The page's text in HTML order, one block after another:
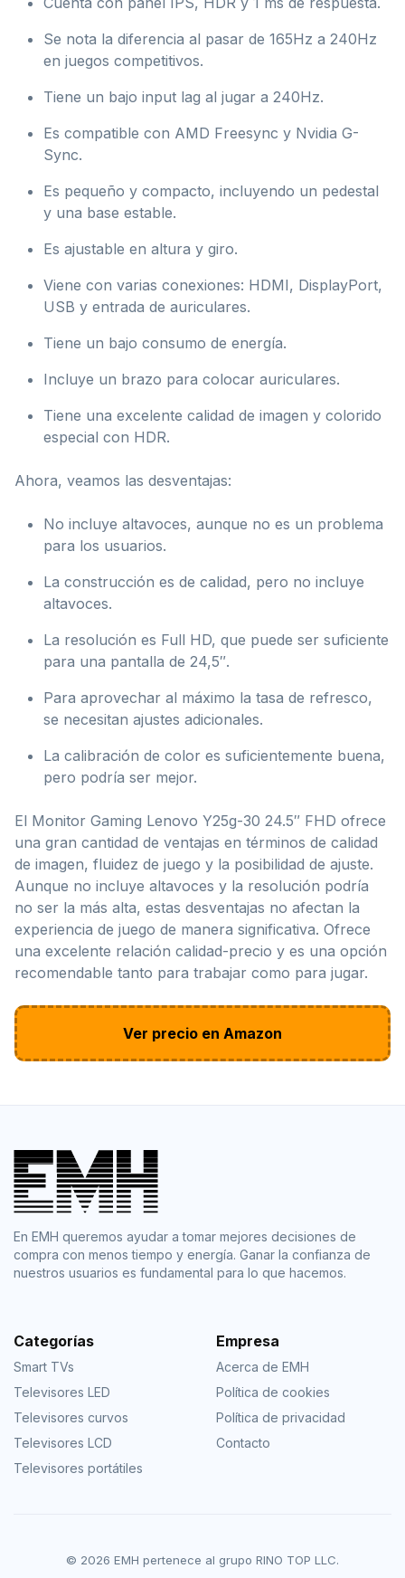
Se nota la diferencia al pasar de 165Hz a 240Hz
en juegos competitivos.
Tiene un bajo input lag al jugar a 240Hz.
Es compatible con AMD Freesync y Nvidia G-
Sync.
Es pequeño y compacto, incluyendo un pedestal
y una base estable.
Es ajustable en altura y giro.
Viene con varias conexiones: HDMI, DisplayPort,
USB y entrada de auriculares.
Tiene un bajo consumo de energía.
Incluye un brazo para colocar auriculares.
Tiene una excelente calidad de imagen y colorido
especial con HDR.
Ahora, veamos las desventajas:
No incluye altavoces, aunque no es un problema
para los usuarios.
La construcción es de calidad, pero no incluye
altavoces.
La resolución es Full HD, que puede ser suficiente
para una pantalla de 24,5″.
Para aprovechar al máximo la tasa de refresco,
se necesitan ajustes adicionales.
La calibración de color es suficientemente buena,
pero podría ser mejor.
El Monitor Gaming Lenovo Y25g-30 24.5″ FHD ofrece
una gran cantidad de ventajas en términos de calidad
de imagen, fluidez de juego y la posibilidad de ajuste.
Aunque no incluye altavoces y la resolución podría
no ser la más alta, estas desventajas no afectan la
experiencia de juego de manera significativa. Ofrece
una excelente relación calidad-precio y es una opción
recomendable tanto para trabajar como para jugar.
Ver precio en Amazon
En EMH queremos ayudar a tomar mejores decisiones de
compra con menos tiempo y energía. Ganar la confianza de
nuestros usuarios es fundamental para lo que hacemos.
Categorías
Smart TVs
Televisores LED
Televisores curvos
Televisores LCD
Televisores portátiles
Empresa
Acerca de EMH
Política de cookies
Política de privacidad
Contacto
© 2026 EMH pertenece al grupo RINO TOP LLC.